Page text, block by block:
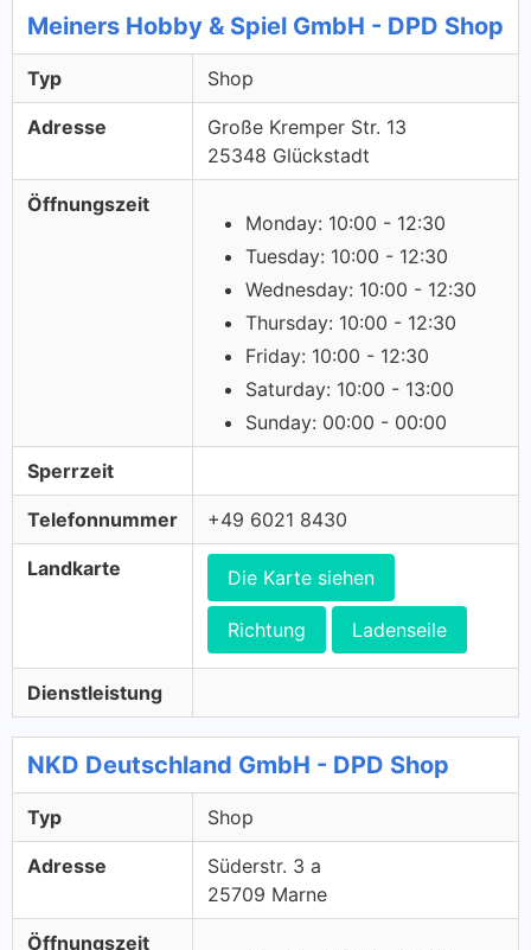
Meiners Hobby & Spiel GmbH - DPD Shop
Typ Shop
Adresse
Große Kremper Str. 13
25348 Glückstadt
Öffnungszeit
Monday: 10:00 - 12:30
Tuesday: 10:00 - 12:30
Wednesday: 10:00 - 12:30
Thursday: 10:00 - 12:30
Friday: 10:00 - 12:30
Saturday: 10:00 - 13:00
Sunday: 00:00 - 00:00
Sperrzeit
Telefonnummer +49 6021 8430
Landkarte Die Karte siehen
Richtung Ladenseile
Dienstleistung
NKD Deutschland GmbH - DPD Shop
Typ Shop
Adresse
Süderstr. 3 a
25709 Marne
Öffnungszeit